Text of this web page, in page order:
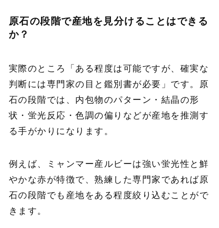
原石の段階で産地を見分けることはできる
か？
実際のところ「ある程度は可能ですが、確実な
判断には専門家の目と鑑別書が必要」です。原
石の段階では、内包物のパターン・結晶の形
状・蛍光反応・色調の偏りなどが産地を推測す
る手がかりになります。
例えば、ミャンマー産ルビーは強い蛍光性と鮮
やかな赤が特徴で、熟練した専門家であれば原
石の段階でも産地をある程度絞り込むことがで
きます。